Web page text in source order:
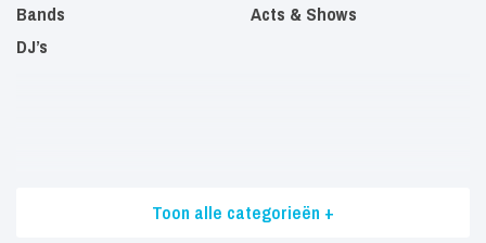
Bands
DJ’s
Acts & Shows
Toon alle categorieën +